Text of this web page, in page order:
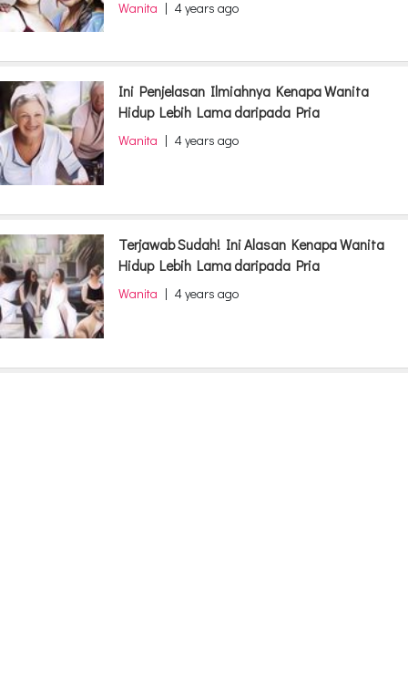
Wanita | 4 years ago
Ini Penjelasan Ilmiahnya Kenapa Wanita
Hidup Lebih Lama daripada Pria
Wanita | 4 years ago
Terjawab Sudah! Ini Alasan Kenapa Wanita
Hidup Lebih Lama daripada Pria
Wanita | 4 years ago